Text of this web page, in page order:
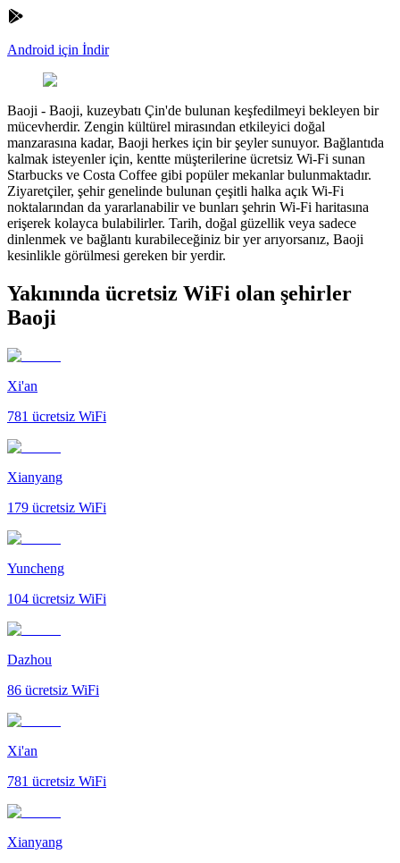
Android için İndir
Baoji - Baoji, kuzeybatı Çin'de bulunan keşfedilmeyi bekleyen bir
mücevherdir. Zengin kültürel mirasından etkileyici doğal
manzarasına kadar, Baoji herkes için bir şeyler sunuyor. Bağlantıda
kalmak isteyenler için, kentte müşterilerine ücretsiz Wi-Fi sunan
Starbucks ve Costa Coffee gibi popüler mekanlar bulunmaktadır.
Ziyaretçiler, şehir genelinde bulunan çeşitli halka açık Wi-Fi
noktalarından da yararlanabilir ve bunları şehrin Wi-Fi haritasına
erişerek kolayca bulabilirler. Tarih, doğal güzellik veya sadece
dinlenmek ve bağlantı kurabileceğiniz bir yer arıyorsanız, Baoji
kesinlikle görülmesi gereken bir yerdir.
Yakınında ücretsiz WiFi olan şehirler
Baoji
Xi'an
781 ücretsiz WiFi
Xianyang
179 ücretsiz WiFi
Yuncheng
104 ücretsiz WiFi
Dazhou
86 ücretsiz WiFi
Xi'an
781 ücretsiz WiFi
Xianyang